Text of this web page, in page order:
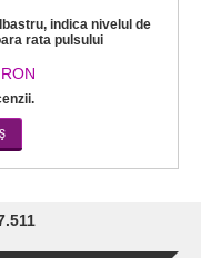
indica nivelul de
rata pulsului